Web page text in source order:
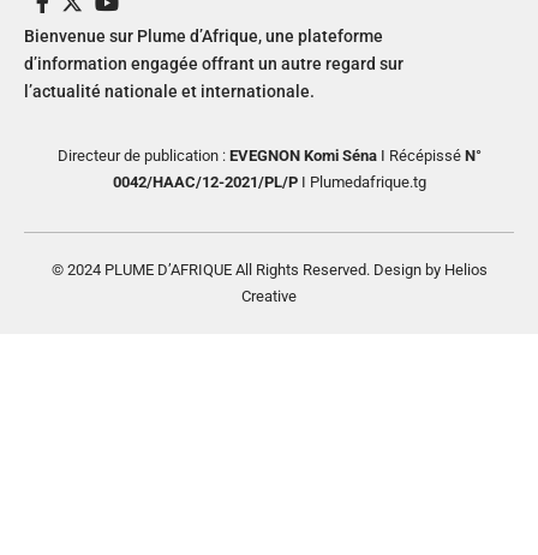
Bienvenue sur Plume d’Afrique, une plateforme
d’information engagée offrant un autre regard sur
l’actualité nationale et internationale.
Directeur de publication : EVEGNON Komi SénaI RécépisséN°
0042/HAAC/12-2021/PL/PI Plumedafrique.tg
© 2024 PLUME D’AFRIQUE All Rights Reserved. Design by Helios
Creative